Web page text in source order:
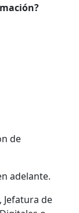
de
adelante.
Jefatura de